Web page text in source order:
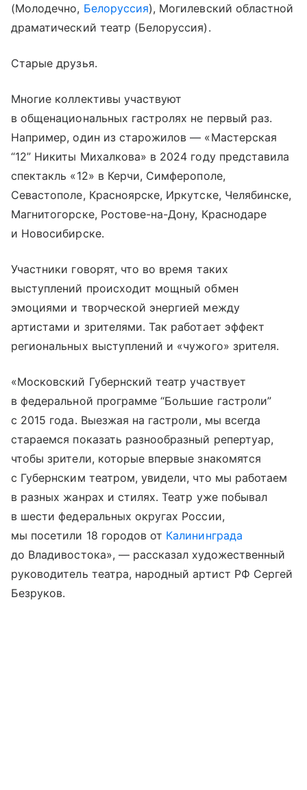
(Молодечно, Белоруссия), Могилевский областной
драматический театр (Белоруссия).
Старые друзья.
Многие коллективы участвуют
в общенациональных гастролях не первый раз.
Например, один из старожилов — «Мастерская
“12” Никиты Михалкова» в 2024 году представила
спектакль «12» в Керчи, Симферополе,
Севастополе, Красноярске, Иркутске, Челябинске,
Магнитогорске, Ростове-на-Дону, Краснодаре
и Новосибирске.
Участники говорят, что во время таких
выступлений происходит мощный обмен
эмоциями и творческой энергией между
артистами и зрителями. Так работает эффект
региональных выступлений и «чужого» зрителя.
«Московский Губернский театр участвует
в федеральной программе “Большие гастроли”
с 2015 года. Выезжая на гастроли, мы всегда
стараемся показать разнообразный репертуар,
чтобы зрители, которые впервые знакомятся
с Губернским театром, увидели, что мы работаем
в разных жанрах и стилях. Театр уже побывал
в шести федеральных округах России,
мы посетили 18 городов от Калининграда
до Владивостока», — рассказал художественный
руководитель театра, народный артист РФ Сергей
Безруков.